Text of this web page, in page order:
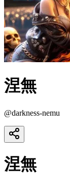
涅無
@darkness-nemu
涅無